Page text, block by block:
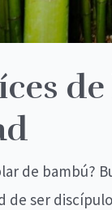
de bambú?
de ser